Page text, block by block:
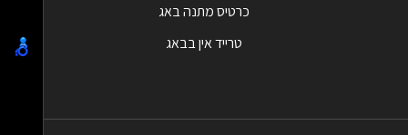
כרטיס מתנה באג
טרייד אין בבאג